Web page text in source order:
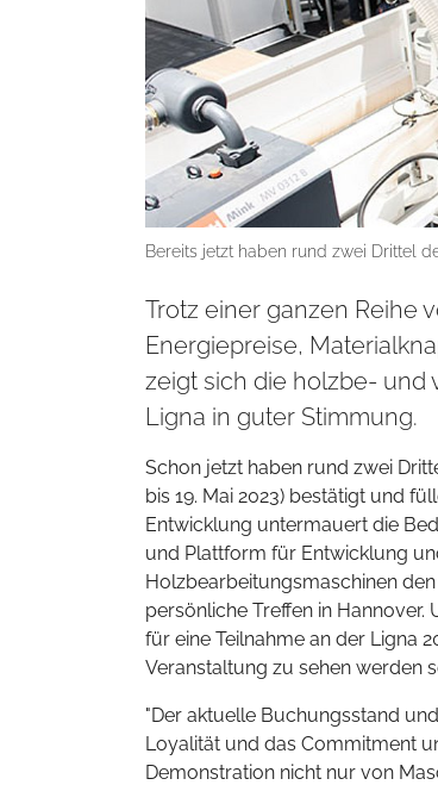
Bereits jetzt haben rund zwei Drittel
Trotz einer ganzen Reihe
Energiepreise,
zeigt sich die holzbe- und
Ligna in guter Stimmung.
Schon jetzt haben rund zwei
bis 19. Mai 2023) bestätigt und
Entwicklung untermauert die
und Plattform für Entwicklung
Holzbearbeitungsmaschinen
persönliche Treffen in
für eine Teilnahme an der Ligna
Veranstaltung zu sehen werden
"Der aktuelle Buchungsstand
Loyalität und das Commitment
Demonstration nicht nur von